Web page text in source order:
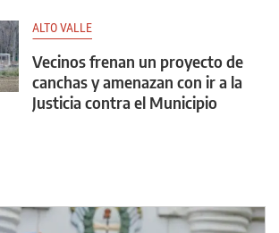
ALTO VALLE
Vecinos frenan un proyecto de
canchas y amenazan con ir a la
Justicia contra el Municipio